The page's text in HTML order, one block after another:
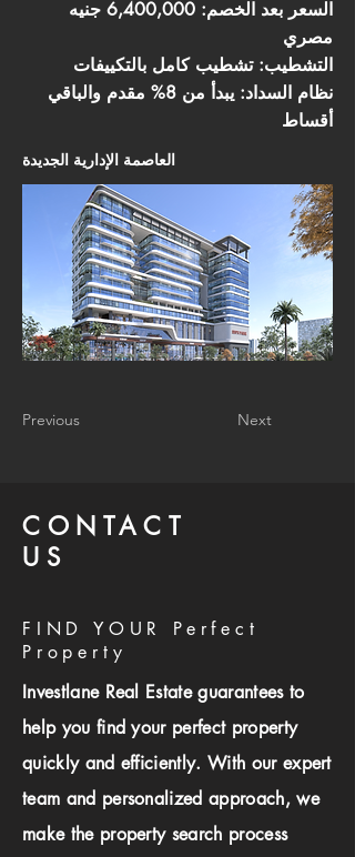
السعر بعد الخصم: 6,400,000 جنيه
مصري
التشطيب: تشطيب كامل بالتكييفات
نظام السداد: يبدأ من 8% مقدم والباقي
أقساط
العاصمة الإدارية الجديدة
Previous Next
CONTACT
US
FIND YOUR Perfect
Property
Investlane Real Estate guarantees to
help you find your perfect property
quickly and efficiently. With our expert
team and personalized approach, we
make the property search process